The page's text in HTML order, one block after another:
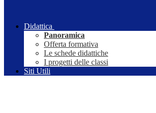
Didattica
Panoramica
Offerta formativa
Le schede didattiche
I progetti delle classi
Siti Utili